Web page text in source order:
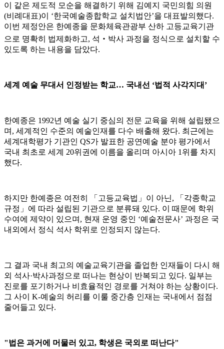
이 같은 제도적 모순을 해결하기 위해 김예지 국민의힘 의원
(비례대표)이 ‘한국예술종합학교 설치법안’을 대표발의했다.
이번 제정안은 한예종을 문화체육관광부 산하 고등교육기관
으로 명확히 법제화하고, 석‧박사 과정을 정식으로 설치할 수
있도록 하는 내용을 담았다.
세계 예술 무대서 인정받는 학교… 국내선 ‘법적 사각지대’
한예종은 1992년 예술 실기 중심의 전문 교육을 위해 설립됐으
며, 세계적인 수준의 예술인재를 다수 배출해 왔다. 최근에는
세계대학평가 기관인 QS가 발표한 공연예술 분야 평가에서
국내 최초로 세계 20위권에 이름을 올리며 아시아 1위를 차지
했다.
하지만 한예종은 여전히 「고등교육법」이 아닌, 「각종학교
규정」에 따라 설립된 기관으로 분류돼 있다. 이 때문에 학위
수여에 제약이 있으며, 현재 운영 중인 ‘예술전문사’ 과정은 국
내외에서 정식 석사 학위로 인정되지 않는다.
그 결과 국내 최고의 예술교육기관을 졸업한 인재들이 다시 해
외 석사·박사과정으로 떠나는 현상이 반복되고 있다. 일부는
진로를 포기하거나 비효율적인 경로를 거쳐야 하는 상황이다.
그 사이 K-예술의 허리를 이룰 중간층 인재는 국내에서 점점
줄어들고 있다.
"법은 과거에 머물러 있고, 학생은 국외로 떠난다"